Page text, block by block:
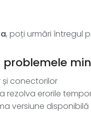
, poți urmări întregul
conectorilor
rezolva erorile
versiune disponibilă